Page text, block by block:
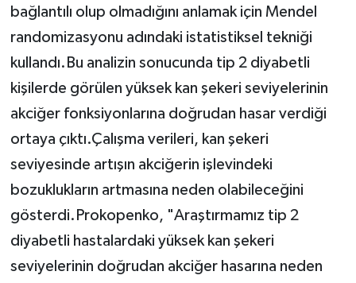
bağlantılı olup olmadığını anlamak için Mendel
randomizasyonu adındaki istatistiksel tekniği
kullandı.Bu analizin sonucunda tip 2 diyabetli
kişilerde görülen yüksek kan şekeri seviyelerinin
akciğer fonksiyonlarına doğrudan hasar verdiği
ortaya çıktı.Çalışma verileri, kan şekeri
seviyesinde artışın akciğerin işlevindeki
bozuklukların artmasına neden olabileceğini
gösterdi.Prokopenko, "Araştırmamız tip 2
diyabetli hastalardaki yüksek kan şekeri
seviyelerinin doğrudan akciğer hasarına neden